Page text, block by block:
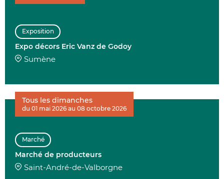
Exposition
Expo décors Eric Vanz de Godoy
Sumène
Marché
Marché de producteurs
Saint-André-de-Valborgne
Tous les dimanches
du 01 mai 2026 au 08 octobre 2026